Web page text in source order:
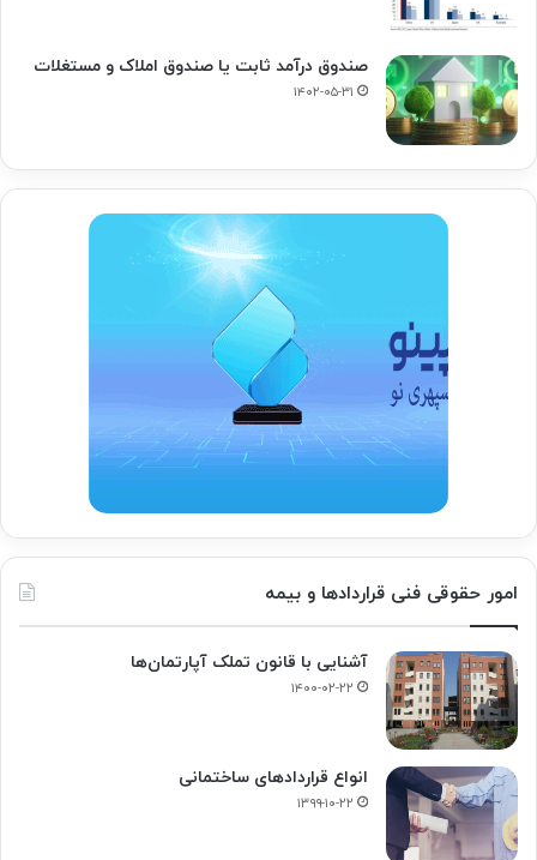
صندوق درآمد ثابت یا صندوق املاک و مستغلات
۱۴۰۲-۰۵-۳۱
امور حقوقی فنی قراردادها و بیمه
آشنایی با قانون تملک آپارتمان‌ها
۱۴۰۰-۰۲-۲۲
انواع قراردادهای ساختمانی
۱۳۹۹-۱۰-۲۲